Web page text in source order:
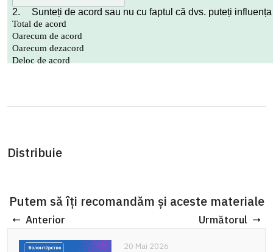
Distribuie
Putem să îți recomandăm și aceste materiale
Anterior Următorul
20 Mai 2026